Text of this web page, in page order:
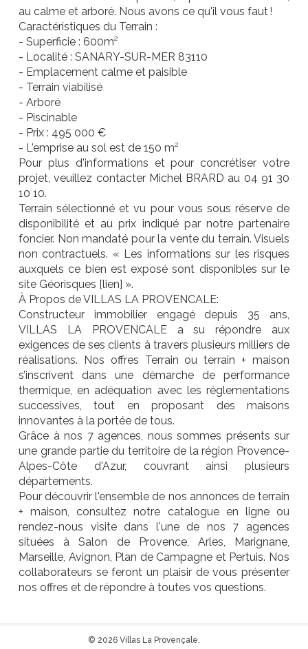
au calme et arboré. Nous avons ce qu'il vous faut !
Caractéristiques du Terrain :
- Superficie : 600m²
- Localité : SANARY-SUR-MER 83110
- Emplacement calme et paisible
- Terrain viabilisé
- Arboré
- Piscinable
- Prix : 495 000 €
- L'emprise au sol est de 150 m²
Pour plus d'informations et pour concrétiser votre
projet, veuillez contacter Michel BRARD au 04 91 30
10 10.
Terrain sélectionné et vu pour vous sous réserve de
disponibilité et au prix indiqué par notre partenaire
foncier. Non mandaté pour la vente du terrain. Visuels
non contractuels. « Les informations sur les risques
auxquels ce bien est exposé sont disponibles sur le
site Géorisques [lien] ».
À Propos de VILLAS LA PROVENCALE:
Constructeur immobilier engagé depuis 35 ans,
VILLAS LA PROVENCALE a su répondre aux
exigences de ses clients à travers plusieurs milliers de
réalisations. Nos offres Terrain ou terrain + maison
s’inscrivent dans une démarche de performance
thermique, en adéquation avec les réglementations
successives, tout en proposant des maisons
innovantes à la portée de tous.
Grâce à nos 7 agences, nous sommes présents sur
une grande partie du territoire de la région Provence-
Alpes-Côte d'Azur, couvrant ainsi plusieurs
départements.
Pour découvrir l'ensemble de nos annonces de terrain
+ maison, consultez notre catalogue en ligne ou
rendez-nous visite dans l'une de nos 7 agences
situées à Salon de Provence, Arles, Marignane,
Marseille, Avignon, Plan de Campagne et Pertuis. Nos
collaborateurs se feront un plaisir de vous présenter
nos offres et de répondre à toutes vos questions.
© 2026 Villas La Provençale.